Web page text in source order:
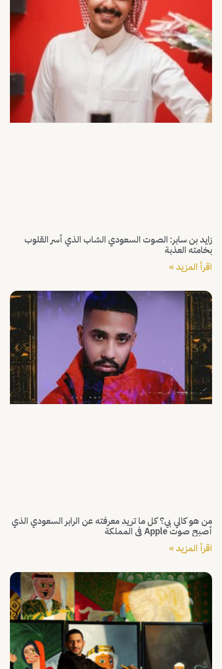
زايد بن سابر: الصوت السعودي الشاب الذي أسر القلوب
بخامته العذبة
اقرأ المزيد »
من هو كالي بي؟ كل ما تريد معرفته عن الرابر السعودي الذي
أصبح صوت Apple في المملكة
اقرأ المزيد »